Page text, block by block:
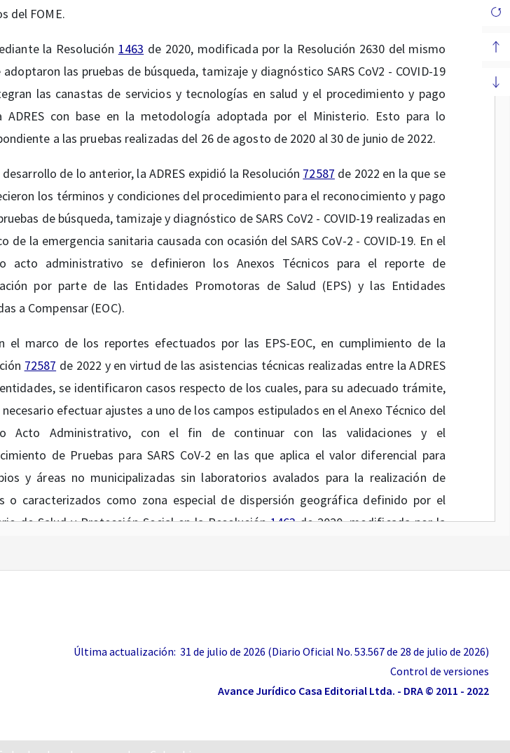
del FOME.
la Resolución 1463 de 2020, modificada por la Resolución 2630 del mismo
adoptaron las pruebas de búsqueda, tamizaje y diagnóstico SARS CoV2 - COVID-19
las canastas de servicios y tecnologías en salud y el procedimiento y pago
ADRES con base en la metodología adoptada por el Ministerio. Esto para lo
a las pruebas realizadas del 26 de agosto de 2020 al 30 de junio de 2022.
desarrollo de lo anterior, la ADRES expidió la Resolución 72587 de 2022 en la que se
los términos y condiciones del procedimiento para el reconocimiento y pago
de búsqueda, tamizaje y diagnóstico de SARS CoV2 - COVID-19 realizadas en
de la emergencia sanitaria causada con ocasión del SARS CoV-2 - COVID-19. En el
acto administrativo se definieron los Anexos Técnicos para el reporte de
por parte de las Entidades Promotoras de Salud (EPS) y las Entidades
a Compensar (EOC).
el marco de los reportes efectuados por las EPS-EOC, en cumplimiento de la
72587 de 2022 y en virtud de las asistencias técnicas realizadas entre la ADRES
se identificaron casos respecto de los cuales, para su adecuado trámite,
efectuar ajustes a uno de los campos estipulados en el Anexo Técnico del
Acto Administrativo, con el fin de continuar con las validaciones y el
de Pruebas para SARS CoV-2 en las que aplica el valor diferencial para
y áreas no municipalizadas sin laboratorios avalados para la realización de
o caracterizados como zona especial de dispersión geográfica definido por el
de Salud y Protección Social en la Resolución1463de 2020, modificada por la
Modificar parcialmente los Anexos Técnicos 1 y 2 de la Resolución72587de
en lo correspondiente a las posiciones 13 denominadas “CONCEPTO DE
Última actualización: 31 de julio de 2026 (Diario Oficial No. 53.567 de 28 de julio de 2026)
Control de versiones
Avance Jurídico Casa Editorial Ltda. - DRA © 2011 - 2022